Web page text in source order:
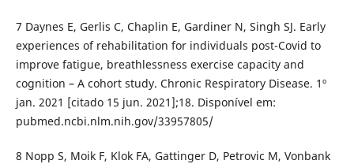
7 Daynes E, Gerlis C, Chaplin E, Gardiner N, Singh SJ. Early
experiences of rehabilitation for individuals post-Covid to
improve fatigue, breathlessness exercise capacity and
cognition – A cohort study. Chronic Respiratory Disease. 1º
jan. 2021 [citado 15 jun. 2021];18. Disponível em:
pubmed.ncbi.nlm.nih.gov/33957805/
8 Nopp S, Moik F, Klok FA, Gattinger D, Petrovic M, Vonbank